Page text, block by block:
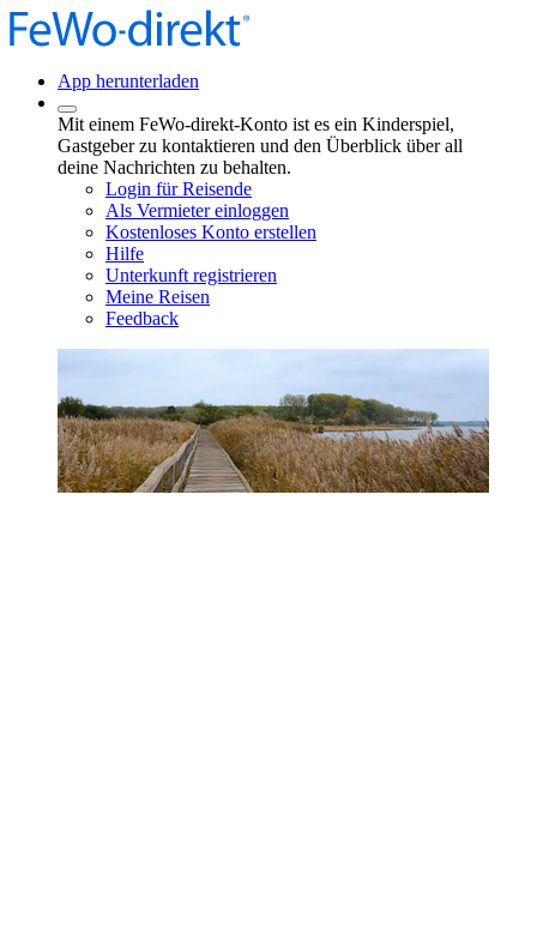
App herunterladen
Mit einem FeWo-direkt-Konto ist es ein Kinderspiel,
Gastgeber zu kontaktieren und den Überblick über all
deine Nachrichten zu behalten.
Login für Reisende
Als Vermieter einloggen
Kostenloses Konto erstellen
Hilfe
Unterkunft registrieren
Meine Reisen
Feedback